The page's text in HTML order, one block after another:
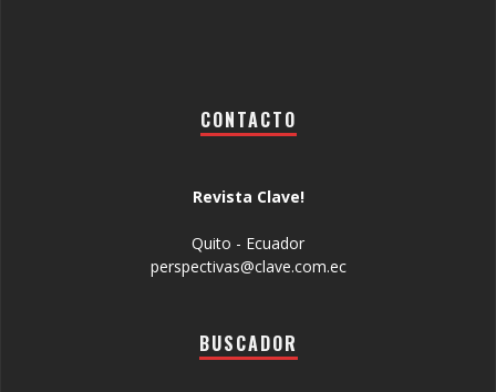
CONTACTO
Revista Clave!
Quito - Ecuador
perspectivas@clave.com.ec
BUSCADOR